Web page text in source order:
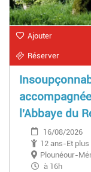
Ajouter
Réserver
l'Abbaye du
16/08/2026
12 ans-Et plus
Plounéour-
à 16h